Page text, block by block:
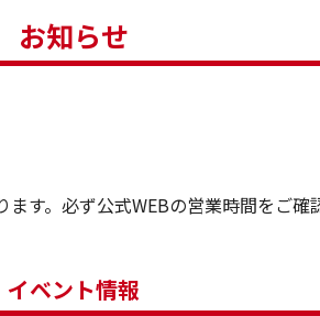
お知らせ
す。必ず公式WEBの営業時間をご確
イベント情報